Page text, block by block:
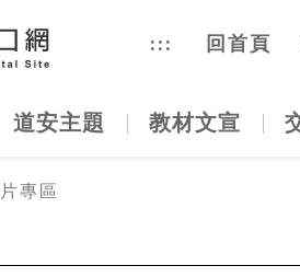
交通安全入口網
::: 回首頁
道安主題 教材文宣
專區